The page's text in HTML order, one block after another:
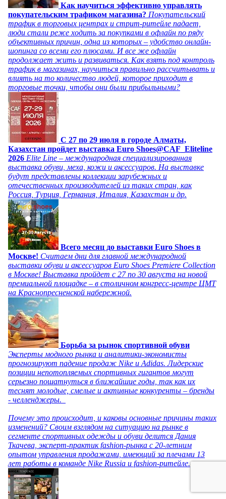
Как научиться эффективно управлять
покупательским трафиком магазина? Покупательский
трафик в торговых центрах и стрит-ритейле падает,
люди стали реже ходить за покупками в офлайн по ряду
объективных причин, одна из которых – удобство онлайн-
шопинга со всеми его плюсами. И все же офлайн
продолжает жить и развиваться. Как взять под контроль
трафик в магазинах, научиться правильно рассчитывать и
влиять на то количество людей, которое приходит в
торговые точки, чтобы они были прибыльными?
C 27 по 29 июля в городе Алматы,
Казахстан пройдет выставка Euro Shoes@CAF_Eliteline
2026 Elite Line – международная специализированная
выставка обуви, меха, кожи и аксессуаров. На выставке
будут представлены коллекции зарубежных и
отечественных производителей из таких стран, как
Россия, Турция, Германия, Италия, Казахстан и др.
Всего месяц до выставки Euro Shoes в
Москве! Считаем дни для главной международной
выставки обуви и аксессуаров Euro Shoes Premiere Collection
в Москве! Выставка пройдет с 27 по 30 августа на новой
премиальной площадке – в столичном конгресс-центре ЦМТ
на Краснопресненской набережной.
Борьба за рынок спортивной обуви
Эксперты модного рынка и аналитики-экономисты
прогнозируют падение продаж Nike и Adidas. Лидерские
позиции непотопляемых спортивных гигантов могут
серьезно пошатнуться в ближайшие годы, так как их
теснят молодые, смелые и активные конкуренты – бренды
- челленджеры.
Почему это происходит, и каковы основные причины таких
изменений? Своим взглядом на ситуацию на рынке в
сегменте спортивных одежды и обуви делится Дания
Ткачева, эксперт-практик fashion-рынка с 20-летним
опытом управления продажами, имеющий за плечами 13
лет работы в команде Nike Russia и fashion-ритейле.